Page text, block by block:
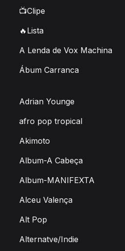
📺Clipe
🔥Lista
A Lenda de Vox Machina
Ábum Carranca
Adrian Younge
afro pop tropical
Akimoto
Album-A Cabeça
Album-MANIFEXTA
Alceu Valença
Alt Pop
Alternatve/Indie